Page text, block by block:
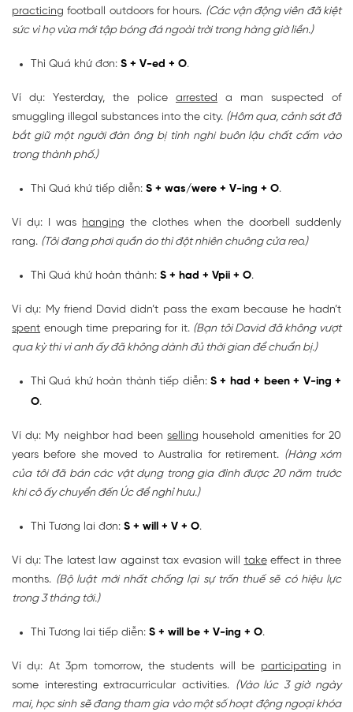
practicing football outdoors for hours. (Các vận động viên đã kiệt
sức vì họ vừa mới tập bóng đá ngoài trời trong hàng giờ liền.)
Thì Quá khứ đơn: S + V-ed + O.
Ví dụ: Yesterday, the police arrested a man suspected of
smuggling illegal substances into the city. (Hôm qua, cảnh sát đã
bắt giữ một người đàn ông bị tình nghi buôn lậu chất cấm vào
trong thành phố.)
Thì Quá khứ tiếp diễn: S + was/were + V-ing + O.
Ví dụ: I was hanging the clothes when the doorbell suddenly
rang. (Tôi đang phơi quần áo thì đột nhiên chuông cửa reo.)
Thì Quá khứ hoàn thành: S + had + Vpii + O.
Ví dụ: My friend David didn’t pass the exam because he hadn’t
spent enough time preparing for it. (Bạn tôi David đã không vượt
qua kỳ thi vì anh ấy đã không dành đủ thời gian để chuẩn bị.)
Thì Quá khứ hoàn thành tiếp diễn: S + had + been + V-ing +
O.
Ví dụ: My neighbor had beenselling household amenities for 20
years before she moved to Australia for retirement. (Hàng xóm
của tôi đã bán các vật dụng trong gia đình được 20 năm trước
khi cô ấy chuyển đến Úc để nghỉ hưu.)
Thì Tương lai đơn: S + will + V + O.
Ví dụ: The latest law against tax evasion will takeeffect in three
months. (Bộ luật mới nhất chống lại sự trốn thuế sẽ có hiệu lực
trong 3 tháng tới.)
Thì Tương lai tiếp diễn: S + will be + V-ing + O.
Ví dụ: At 3pm tomorrow, the students will be participating in
some interesting extracurricular activities. (Vào lúc 3 giờ ngày
mai, học sinh sẽ đang tham gia vào một số hoạt động ngoại khóa